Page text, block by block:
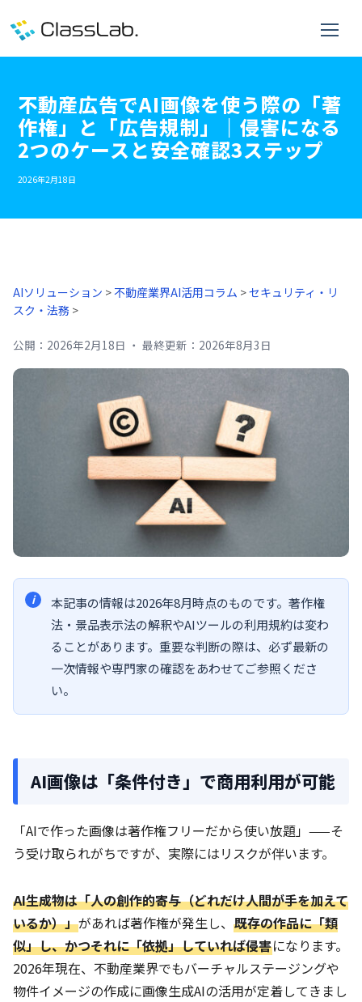
不動産広告でAI画像を使う際の「著
作権」と「広告規制」｜侵害になる
2つのケースと安全確認3ステップ
2026年2月18日
AIソリューション >不動産業界AI活用コラム >セキュリティ・リ
スク・法務 >
公開： 2026年2月18日 ・ 最終更新： 2026年8月3日
本記事の情報は2026年8月時点のものです。著作権
法・景品表示法の解釈やAIツールの利用規約は変わ
ることがあります。重要な判断の際は、必ず最新の
一次情報や専門家の確認をあわせてご参照くださ
い。
AI画像は「条件付き」で商用利用が可能
「AIで作った画像は著作権フリーだから使い放題」——そ
う受け取られがちですが、実際にはリスクが伴います。
AI生成物は「人の創作的寄与（どれだけ人間が手を加えて
いるか）」があれば著作権が発生し、 既存の作品に「類
似」し、かつそれに「依拠」していれば侵害になります。
2026年現在、不動産業界でもバーチャルステージングや
物件イメージの作成に画像生成AIの活用が定着してきまし